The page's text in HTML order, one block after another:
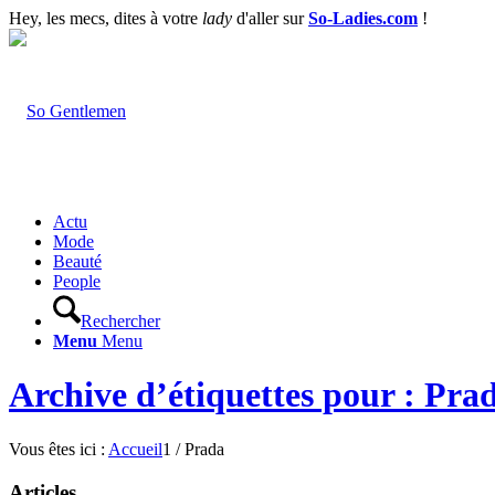
Hey, les mecs, dites à votre lady d'aller surSo-Ladies.com !
Actu
Mode
Beauté
People
Rechercher
Menu Menu
Archive d’étiquettes pour :
Vous êtes ici : Accueil1 / Prada